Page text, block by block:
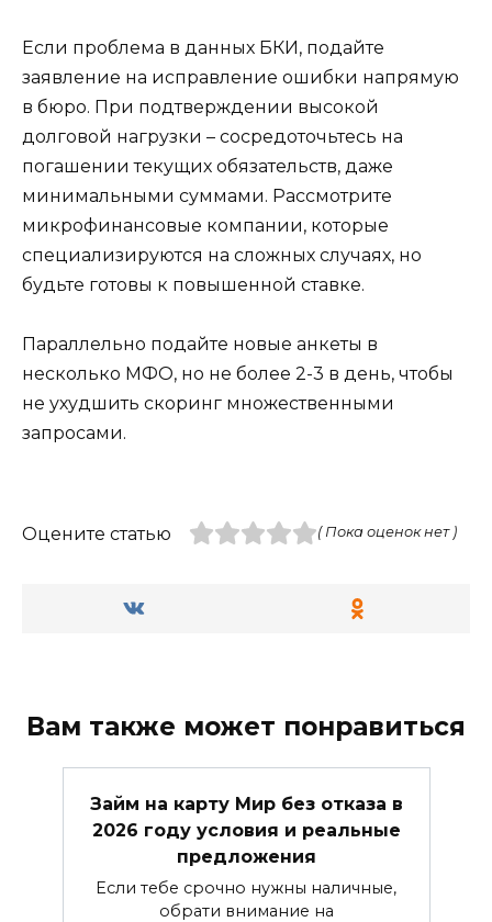
Если проблема в данных БКИ, подайте
заявление на исправление ошибки напрямую
в бюро. При подтверждении высокой
долговой нагрузки – сосредоточьтесь на
погашении текущих обязательств, даже
минимальными суммами. Рассмотрите
микрофинансовые компании, которые
специализируются на сложных случаях, но
будьте готовы к повышенной ставке.
Параллельно подайте новые анкеты в
несколько МФО, но не более 2-3 в день, чтобы
не ухудшить скоринг множественными
запросами.
Оцените статью ( Пока оценок нет )
Вам также может понравиться
Займ на карту Мир без отказа в
2026 году условия и реальные
предложения
Если тебе срочно нужны наличные,
обрати внимание на